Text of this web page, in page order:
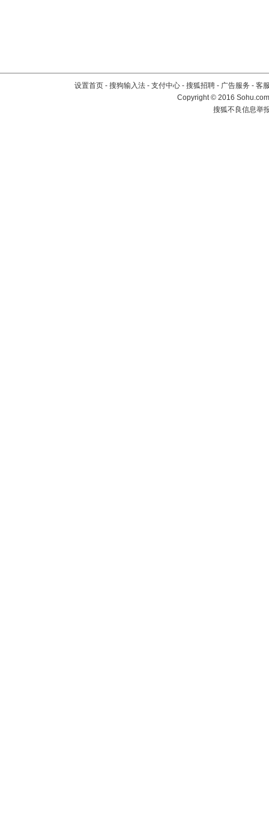
设置首页 - 搜狗输入法 - 支付中心 - 搜狐招聘 - 广告服务 - 客
Copyright©2016
搜狐不良信息举